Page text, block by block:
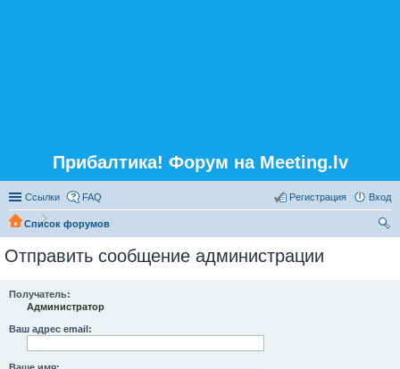
Прибалтика! Форум на Meeting.lv
Ссылки FAQ Вход
Регистрация
Список форумов
Отправить сообщение администрации
Получатель:
Администратор
Ваш адрес email: